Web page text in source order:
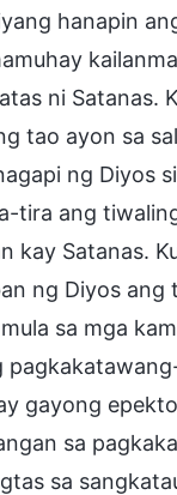
hanapin
ni Satanas.
tao ayon sa
ng Diyos
tira ang
kay Satanas.
ng Diyos ang
sa mga
gayong
sa
sa